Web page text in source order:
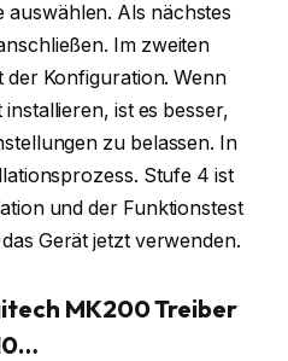
auswählen. Als nächstes
Im zweiten
Konfiguration. Wenn
ist es besser,
zu belassen. In
Stufe 4 ist
und der Funktionstest
Gerät jetzt verwenden.
MK200 Treiber